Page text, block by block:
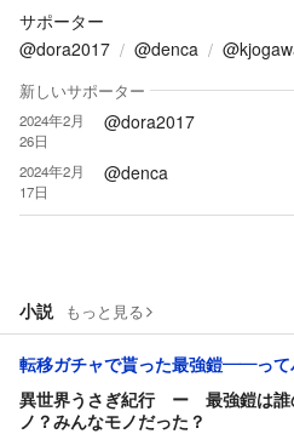
サポーター
@dora2017
@denca
新しいサポーター
2024年2月
26日
@dora2017
2024年2月
17日
@denca
小説 もっと見る
転移ガチャで貰った最強鎧――って
異世界うさぎ紀行 ー 最強鎧は誰
ノ？みんなモノだった？